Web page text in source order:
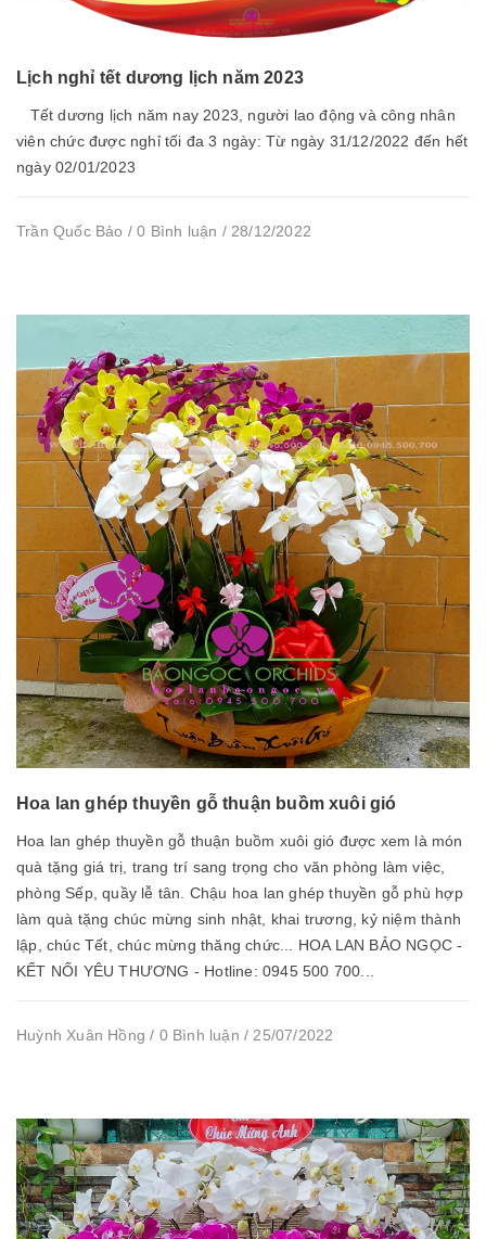
Lịch nghỉ tết dương lịch năm 2023
Tết dương lịch năm nay 2023, người lao động và công nhân
viên chức được nghỉ tối đa 3 ngày: Từ ngày 31/12/2022 đến hết
ngày 02/01/2023
Trần Quốc Bảo / 0 Bình luận / 28/12/2022
Hoa lan ghép thuyền gỗ thuận buồm xuôi gió
Hoa lan ghép thuyền gỗ thuận buồm xuôi gió được xem là món
quà tặng giá trị, trang trí sang trọng cho văn phòng làm việc,
phòng Sếp, quầy lễ tân. Chậu hoa lan ghép thuyền gỗ phù hợp
làm quà tặng chúc mừng sinh nhật, khai trương, kỷ niệm thành
lập, chúc Tết, chúc mừng thăng chức... HOA LAN BẢO NGỌC -
KẾT NỐI YÊU THƯƠNG - Hotline: 0945 500 700...
Huỳnh Xuân Hồng / 0 Bình luận / 25/07/2022